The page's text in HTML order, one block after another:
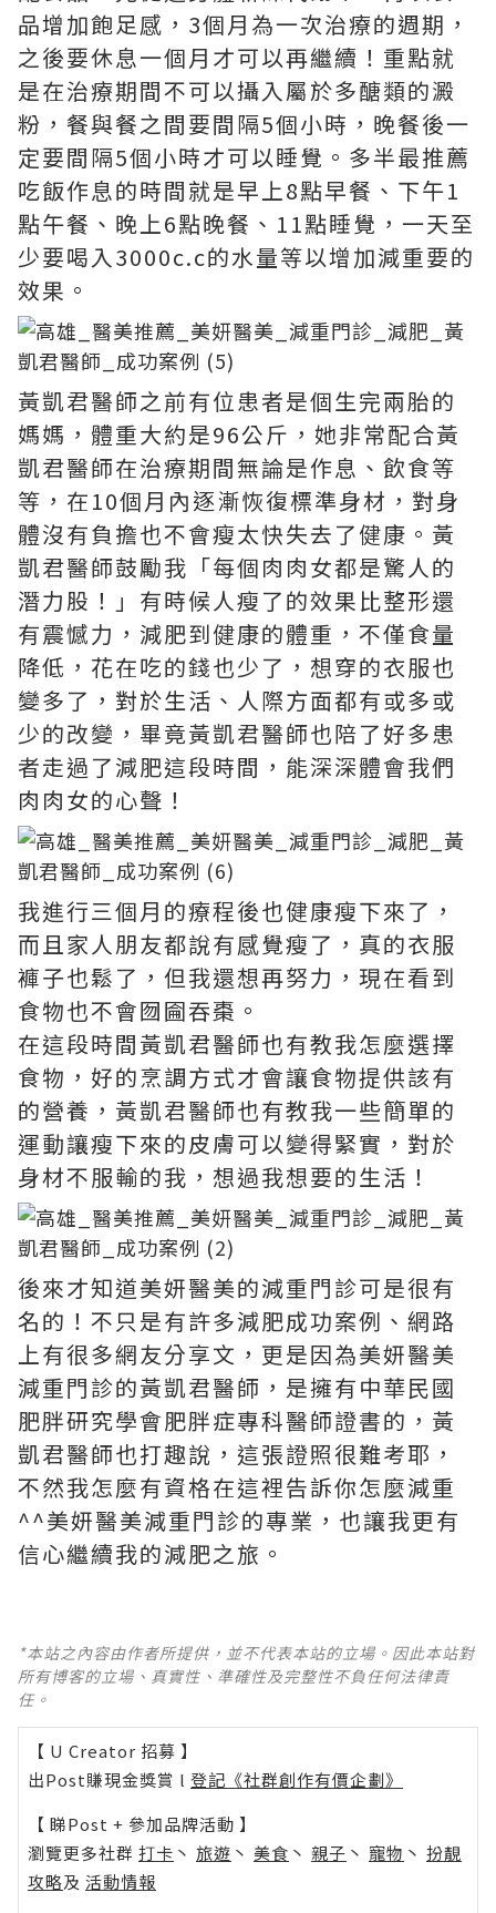
品增加飽足感，3個月為一次治療的週期，
之後要休息一個月才可以再繼續！重點就
是在治療期間不可以攝入屬於多醣類的澱
粉，餐與餐之間要間隔5個小時，晚餐後一
定要間隔5個小時才可以睡覺。多半最推薦
吃飯作息的時間就是早上8點早餐、下午1
點午餐、晚上6點晚餐、11點睡覺，一天至
少要喝入3000c.c的水量等以增加減重要的
效果。
黃凱君醫師之前有位患者是個生完兩胎的
媽媽，體重大約是96公斤，她非常配合黃
凱君醫師在治療期間無論是作息、飲食等
等，在10個月內逐漸恢復標準身材，對身
體沒有負擔也不會瘦太快失去了健康。黃
凱君醫師鼓勵我「每個肉肉女都是驚人的
潛力股！」有時候人瘦了的效果比整形還
有震憾力，減肥到健康的體重，不僅食量
降低，花在吃的錢也少了，想穿的衣服也
變多了，對於生活、人際方面都有或多或
少的改變，畢竟黃凱君醫師也陪了好多患
者走過了減肥這段時間，能深深體會我們
肉肉女的心聲！
我進行三個月的療程後也健康瘦下來了，
而且家人朋友都說有感覺瘦了，真的衣服
褲子也鬆了，但我還想再努力，現在看到
食物也不會囫圇吞棗。
在這段時間黃凱君醫師也有教我怎麼選擇
食物，好的烹調方式才會讓食物提供該有
的營養，黃凱君醫師也有教我一些簡單的
運動讓瘦下來的皮膚可以變得緊實，對於
身材不服輸的我，想過我想要的生活！
後來才知道美妍醫美的減重門診可是很有
名的！不只是有許多減肥成功案例、網路
上有很多網友分享文，更是因為美妍醫美
減重門診的黃凱君醫師，是擁有中華民國
肥胖研究學會肥胖症專科醫師證書的，黃
凱君醫師也打趣說，這張證照很難考耶，
不然我怎麼有資格在這裡告訴你怎麼減重
^^美妍醫美減重門診的專業，也讓我更有
信心繼續我的減肥之旅。
*本站之內容由作者所提供，並不代表本站的立場。因此本站對
所有博客的立場、真實性、準確性及完整性不負任何法律責
任。
【 U Creator 招募 】
出Post賺現金獎賞 l 登記《社群創作有價企劃》
【 睇Post + 參加品牌活動 】
瀏覽更多社群 打卡 丶 旅遊 丶 美食 丶 親子 丶 寵物 丶 扮靚
攻略及 活動情報